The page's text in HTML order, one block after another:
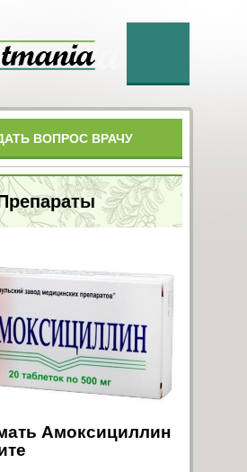
ВОПРОС ВРАЧУ
Амоксициллин